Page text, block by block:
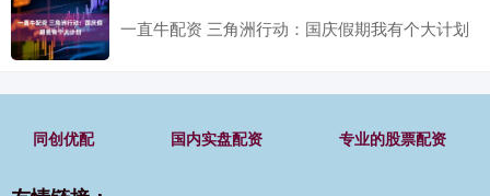
一直牛配资 三角洲行动：国庆假期我有个大计划
同创优配 国内实盘配资 专业的股票配资